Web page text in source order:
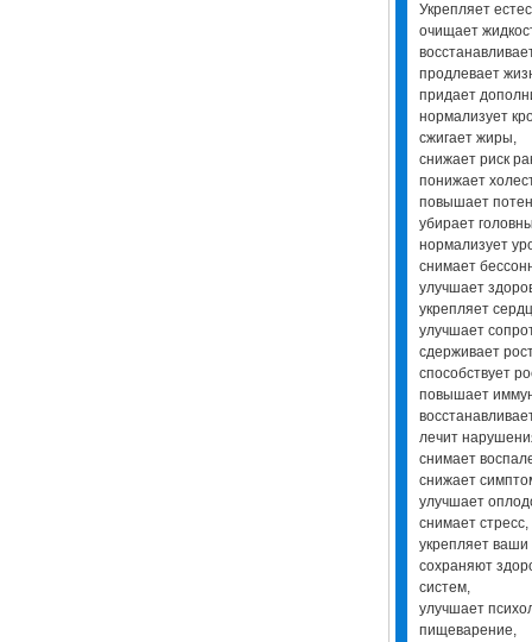
Укрепляет
очищает
продлевает
придает
нормализует
сжигает жиры,
снижает риск
понижает
повышает
убирает
нормализует
снимает
улучшает
укрепляет
улучшает
сдерживает
способствует
повышает
лечит
снимает
снижает
улучшает
снимает стресс,
укрепляет
сохраняют
систем,
улучшает
пищеварение,